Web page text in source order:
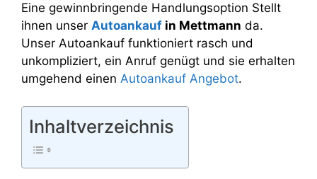
Eine gewinnbringende Handlungsoption Stellt
ihnen unser Autoankauf in Mettmann da.
Unser Autoankauf funktioniert rasch und
unkompliziert, ein Anruf genügt und sie erhalten
umgehend einen Autoankauf Angebot.
Inhaltverzeichnis